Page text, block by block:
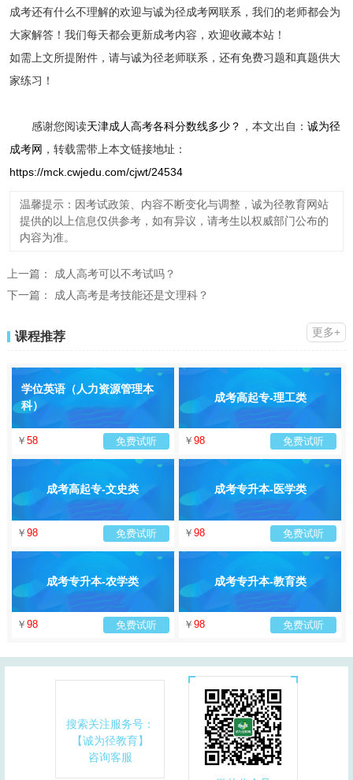
成考还有什么不理解的欢迎与诚为径成考网联系，我们的老师都会为
大家解答！我们每天都会更新成考内容，欢迎收藏本站！
如需上文所提附件，请与诚为径老师联系，还有免费习题和真题供大
家练习！
感谢您阅读天津成人高考各科分数线多少？ ，本文出自： 诚为径
成考网 ，转载需带上本文链接地址：
https://mck.cwjedu.com/cjwt/24534
温馨提示：因考试政策、内容不断变化与调整，诚为径教育网站
提供的以上信息仅供参考，如有异议，请考生以权威部门公布的
内容为准。
上一篇： 成人高考可以不考试吗？
下一篇： 成人高考是考技能还是文理科？
课程推荐 更多+
学位英语（人力资源管理本
科）
￥ 58 免费试听
成考高起专-理工类
￥ 98 免费试听
成考高起专-文史类
￥ 98 免费试听
成考专升本-医学类
￥ 98 免费试听
成考专升本-农学类
￥ 98 免费试听
成考专升本-教育类
￥ 98 免费试听
搜索关注服务号：
【诚为径教育】
咨询客服